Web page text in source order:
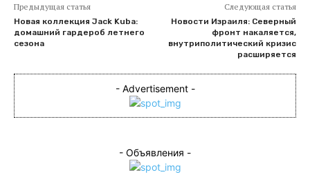
Предыдущая статья
Новая коллекция Jack Kuba:
домашний гардероб летнего
сезона
Следующая статья
Новости Израиля: Северный
фронт накаляется,
внутриполитический кризис
расширяется
- Advertisement -
- Объявления -